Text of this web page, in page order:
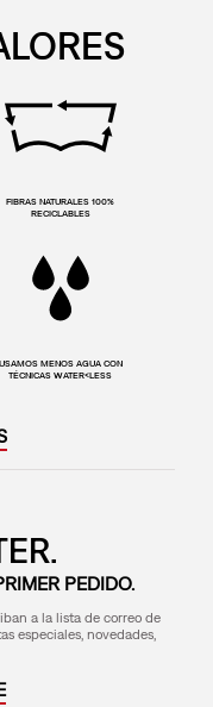
FIBRAS NATURALES 100%
RECICLABLES
USAMOS MENOS AGUA CON
TÉCNICAS WATER<LESS
PEDIDO.
a la lista de correo de
especiales, novedades,